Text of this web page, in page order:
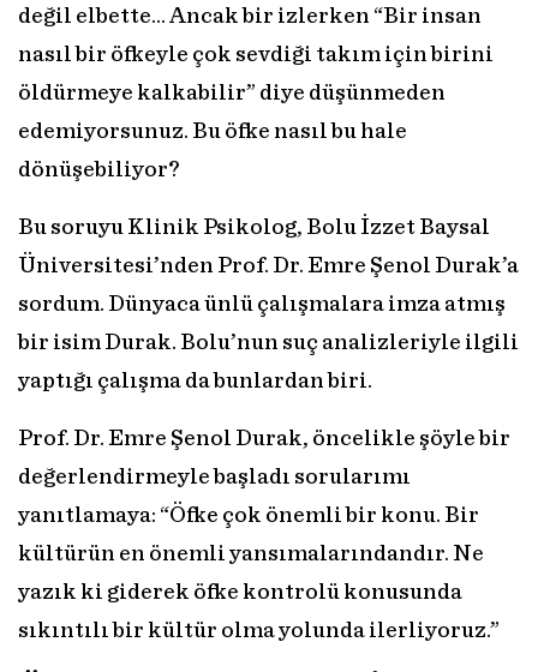
değil elbette… Ancak bir izlerken “Bir insan
nasıl bir öfkeyle çok sevdiği takım için birini
öldürmeye kalkabilir” diye düşünmeden
edemiyorsunuz. Bu öfke nasıl bu hale
dönüşebiliyor?
Bu soruyu Klinik Psikolog, Bolu İzzet Baysal
Üniversitesi’nden Prof. Dr. Emre Şenol Durak’a
sordum. Dünyaca ünlü çalışmalara imza atmış
bir isim Durak. Bolu’nun suç analizleriyle ilgili
yaptığı çalışma da bunlardan biri.
Prof. Dr. Emre Şenol Durak, öncelikle şöyle bir
değerlendirmeyle başladı sorularımı
yanıtlamaya: “Öfke çok önemli bir konu. Bir
kültürün en önemli yansımalarındandır. Ne
yazık ki giderek öfke kontrolü konusunda
sıkıntılı bir kültür olma yolunda ilerliyoruz.”